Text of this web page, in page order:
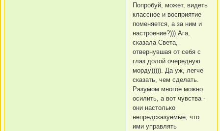
Попробуй, может, видеть
классное и восприятие
поменяется, а за ним и
настроение?))) Ага,
сказала Света,
отвернувшая от себя с
глаз долой очередную
морду))))). Да уж, легче
сказать, чем сделать.
Разумом многое можно
осилить, а вот чувства -
они настолько
непредсказуемые, что
ими управлять